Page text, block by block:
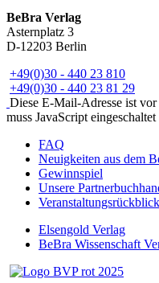
BeBra Verlag
Asternplatz 3
D-12203 Berlin
+49(0)30 - 440 23 810
+49(0)30 - 440 23 81 29
Diese E-Mail-Adresse ist
muss JavaScript eingeschaltet
FAQ
Neuigkeiten aus dem
Gewinnspiel
Unsere
Veranstaltungsrückblick
Elsengold Verlag
BeBra Wissenschaft